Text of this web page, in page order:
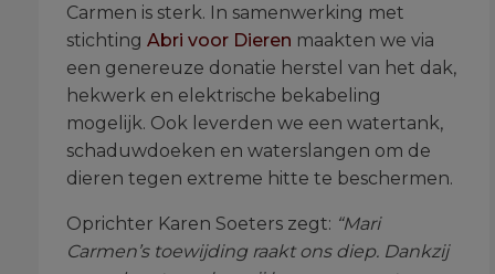
Carmen is sterk. In samenwerking met
stichting Abri voor Dieren maakten we via
een genereuze donatie herstel van het dak,
hekwerk en elektrische bekabeling
mogelijk. Ook leverden we een watertank,
schaduwdoeken en waterslangen om de
dieren tegen extreme hitte te beschermen.
Oprichter Karen Soeters zegt: “Mari
Carmen’s toewijding raakt ons diep. Dankzij